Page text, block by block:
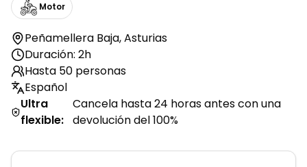
Motor
Peñamellera Baja,Asturias
Duración: 2h
Hasta 50 personas
Español
Ultra
flexible:
Cancela hasta 24 horas antes con una
devolución del 100%